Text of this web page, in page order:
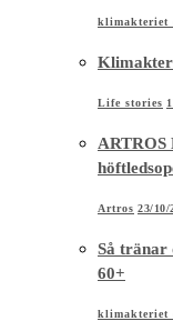
klimakteriet
Life stories
ARTROS
Artros 23/10/
Så tränar
60+
klimakteriet